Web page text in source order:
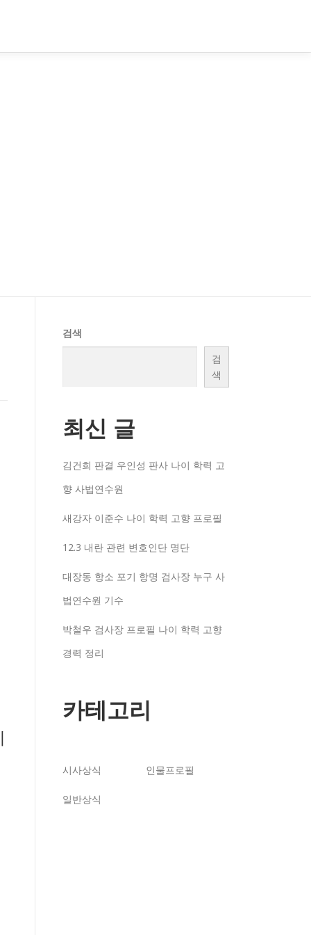
검색
검
색
최신 글
김건희 판결 우인성 판사 나이 학력 고
향 사법연수원
새강자 이준수 나이 학력 고향 프로필
12.3 내란 관련 변호인단 명단
대장동 항소 포기 항명 검사장 누구 사
법연수원 기수
박철우 검사장 프로필 나이 학력 고향
경력 정리
카테고리
시사상식 인물프로필
일반상식